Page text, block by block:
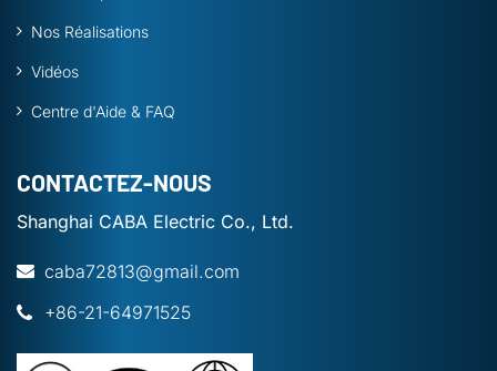
Nos Réalisations
Vidéos
Centre d'Aide & FAQ
CONTACTEZ-NOUS
Shanghai CABA Electric Co., Ltd.
caba72813@gmail.com
+86-21-64971525